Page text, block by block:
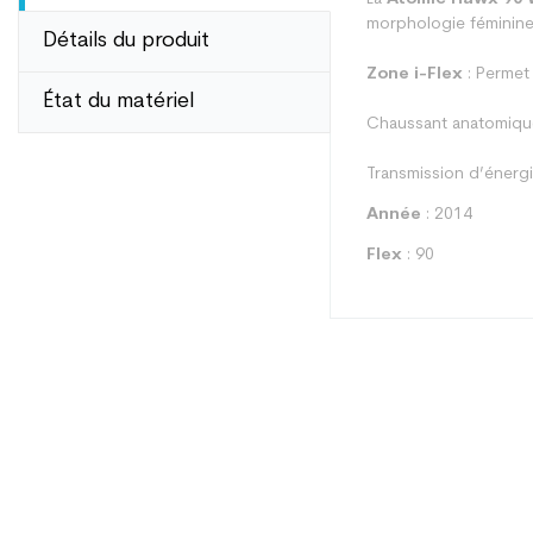
Détails du produit
État du matériel
morphologie
Zone i-Flex :
Chaussant
Transmission
Année : 2014
Flex : 90